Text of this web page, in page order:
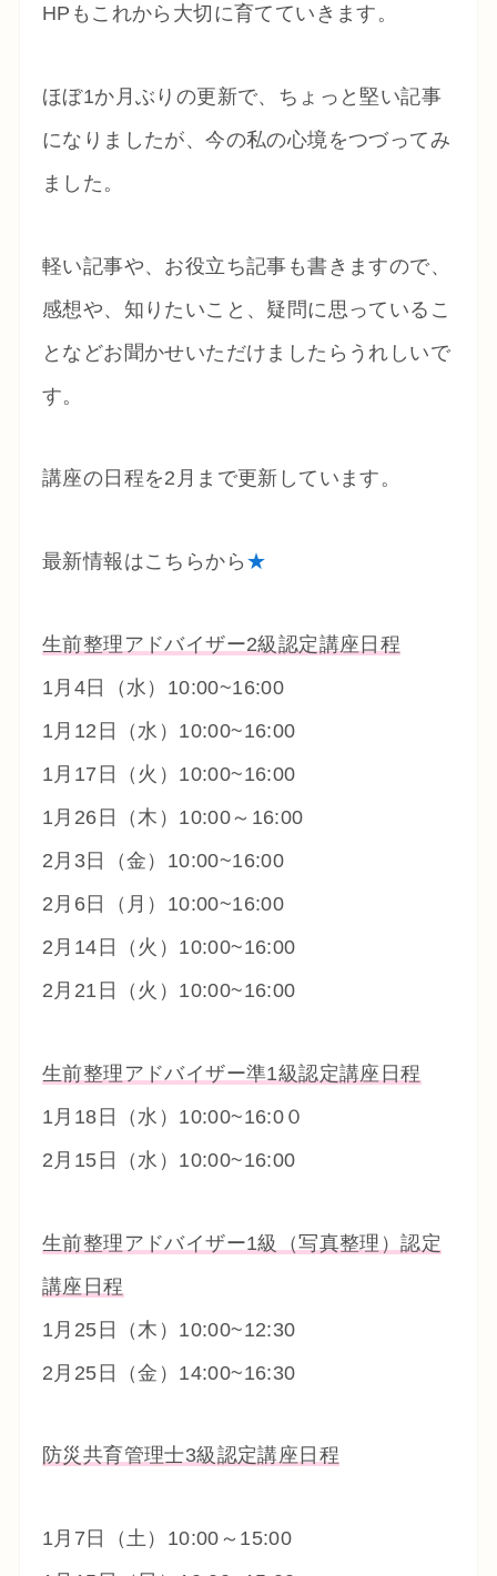
HPもこれから大切に育てていきます。
ほぼ1か月ぶりの更新で、ちょっと堅い記事
になりましたが、今の私の心境をつづってみ
ました。
軽い記事や、お役立ち記事も書きますので、
感想や、知りたいこと、疑問に思っているこ
となどお聞かせいただけましたらうれしいで
す。
講座の日程を2月まで更新しています。
最新情報はこちらから ★
生前整理アドバイザー2級認定講座日程
1月4日（水）10:00~16:00
1月12日（水）10:00~16:00
1月17日（火）10:00~16:00
1月26日（木）10:00～16:00
2月3日（金）10:00~16:00
2月6日（月）10:00~16:00
2月14日（火）10:00~16:00
2月21日（火）10:00~16:00
生前整理アドバイザー準1級認定講座日程
1月18日（水）10:00~16:0０
2月15日（水）10:00~16:00
生前整理アドバイザー1級（写真整理）認定
講座日程
1月25日（木）10:00~12:30
2月25日（金）14:00~16:30
防災共育管理士3級認定講座日程
1月7日（土）10:00～15:00